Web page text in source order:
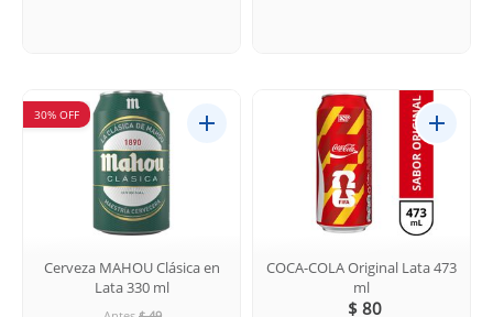
30% OFF
Cerveza MAHOU Clásica en
Lata 330 ml
COCA-COLA Original Lata 473
ml
$ 80